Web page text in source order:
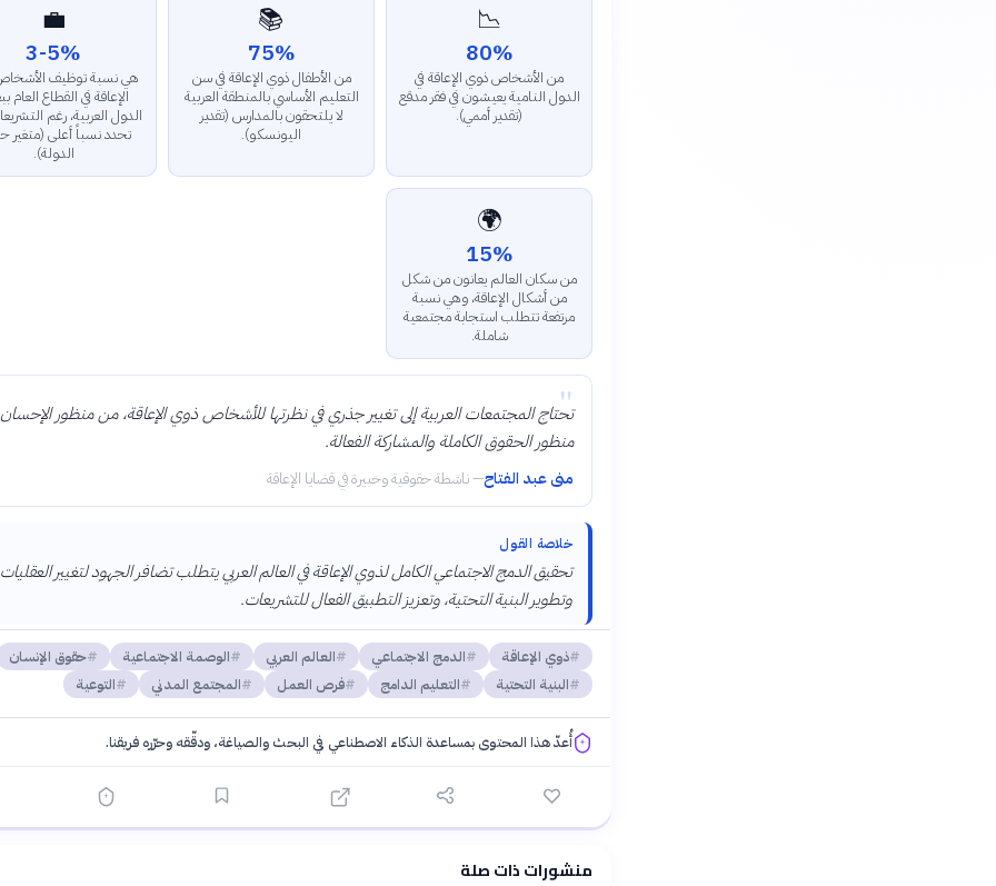
📉
80%
من الأشخاص ذوي الإعاقة في
الدول النامية يعيشون في فقر مدقع
(تقدير أممي).
📚
75%
من الأطفال ذوي الإعاقة في سن
التعليم الأساسي بالمنطقة العربية
لا يلتحقون بالمدارس (تقدير
اليونسكو).
💼
3-5%
هي نسبة توظيف
الإعاقة في القطاع
الدول العربية، رغم
تحدد نسباً أعلى
الدولة).
🌍
15%
من سكان العالم يعانون من شكل
من أشكال الإعاقة، وهي نسبة
مرتفعة تتطلب استجابة مجتمعية
شاملة.
"
تحتاج المجتمعات العربية إلى تغيير جذري في نظرتها للأشخاص ذوي الإعاقة، من منظور الإحسان
منظور الحقوق الكاملة والمشاركة الفعالة.
منى عبد الفتاح—ناشطة حقوقية وخبيرة في قضايا الإعاقة
خلاصة القول
تحقيق الدمج الاجتماعي الكامل لذوي الإعاقة في العالم العربي يتطلب تضافر الجهود لتغيير
وتطوير البنية التحتية، وتعزيز التطبيق الفعال للتشريعات.
ذوي الإعاقة الدمج الاجتماعي العالم العربي الوصمة الاجتماعية
حقوق الإنسان
البنية التحتية
التعليم الدامج فرص العمل المجتمع المدني التوعية
أُعدّ هذا المحتوى بمساعدة الذكاء الاصطناعي في البحث والصياغة، ودقّقه وحرّره فريقنا.
منشورات ذات صلة